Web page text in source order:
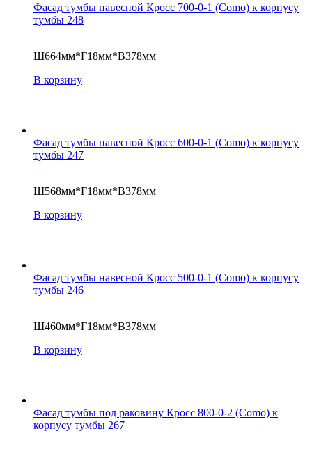
Фасад тумбы навесной Кросс 700-0-1 (Como) к корпусу
тумбы 248
Ш664мм*Г18мм*В378мм
В корзину
Фасад тумбы навесной Кросс 600-0-1 (Como) к корпусу
тумбы 247
Ш568мм*Г18мм*В378мм
В корзину
Фасад тумбы навесной Кросс 500-0-1 (Como) к корпусу
тумбы 246
Ш460мм*Г18мм*В378мм
В корзину
Фасад тумбы под раковину Кросс 800-0-2 (Como) к
корпусу тумбы 267